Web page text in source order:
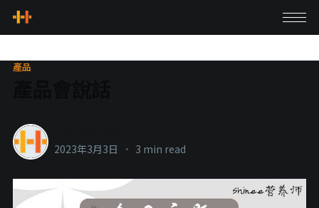
產品
2023年3月3日 • 3 min read